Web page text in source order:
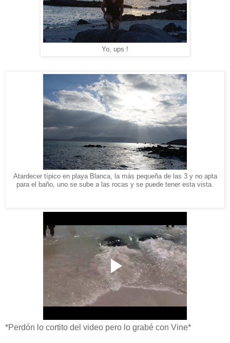
Yo, ups !
Atardecer típico en playa Blanca, la más pequeña de las 3 y no apta
para el baño, uno se sube a las rocas y se puede tener esta vista.
*Perdón lo cortito del video pero lo grabé con Vine*